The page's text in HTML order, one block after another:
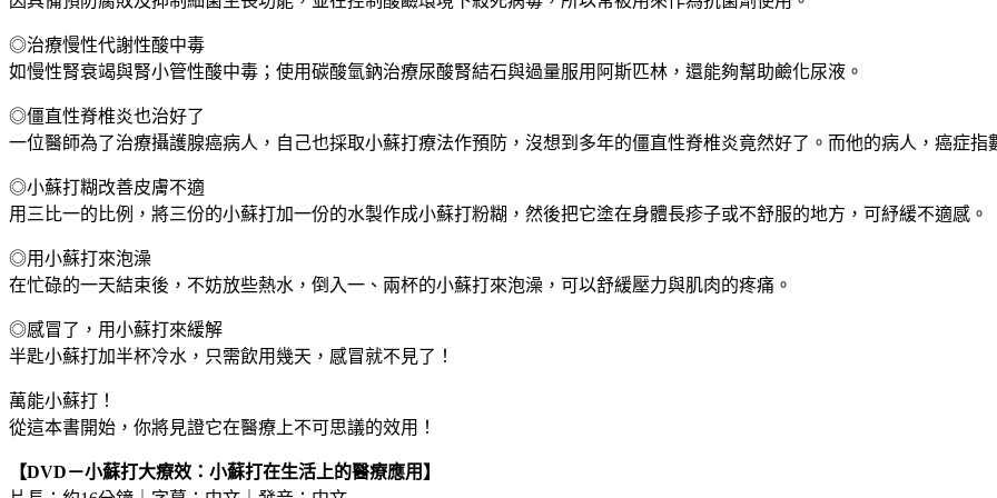
◎治療慢性代謝性酸中毒
如慢性腎衰竭與腎小管性酸中毒；使用碳酸氫鈉治療尿酸腎結石與過量服用阿斯匹林，還能夠幫助鹼化尿液。
◎僵直性脊椎炎也治好了
一位醫師為了治療攝護腺癌病人，自己也採取小蘇打療法作預防，沒想到多年的僵直性脊椎炎竟然好了。而他的病人，癌症指
◎小蘇打糊改善皮膚不適
用三比一的比例，將三份的小蘇打加一份的水製作成小蘇打粉糊，然後把它塗在身體長疹子或不舒服的地方，可紓緩不適感。
◎用小蘇打來泡澡
在忙碌的一天結束後，不妨放些熱水，倒入一、兩杯的小蘇打來泡澡，可以舒緩壓力與肌肉的疼痛。
◎感冒了，用小蘇打來緩解
半匙小蘇打加半杯冷水，只需飲用幾天，感冒就不見了！
萬能小蘇打！
從這本書開始，你將見證它在醫療上不可思議的效用！
【DVD－小蘇打大療效：小蘇打在生活上的醫療應用】